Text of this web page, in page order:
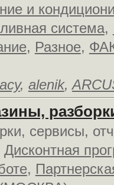
и
система,
, Разное,
, alenik,
сервисы,
Дисконтная
,